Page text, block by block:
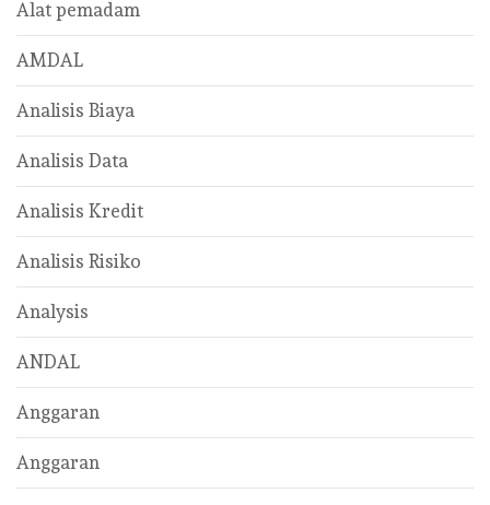
Alat pemadam
AMDAL
Analisis Biaya
Analisis Data
Analisis Kredit
Analisis Risiko
Analysis
ANDAL
Anggaran
Anggaran